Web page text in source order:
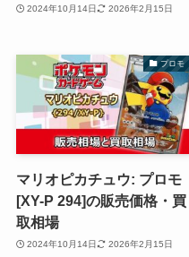
2024年10月14日 2026年2月15日
プロモ
マリオピカチュウ: プロモ
[XY-P 294]の販売価格・買
取相場
2024年10月14日 2026年2月15日